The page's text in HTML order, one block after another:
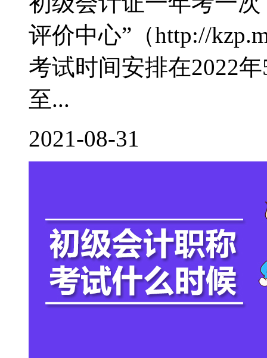
评价中心”（http://
考试时间安排在2022
至...
2021-08-31